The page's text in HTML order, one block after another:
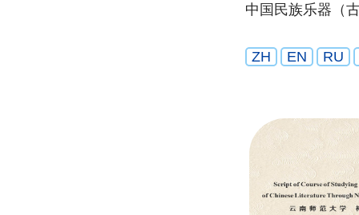
中国民族乐器（
ZH EN RU